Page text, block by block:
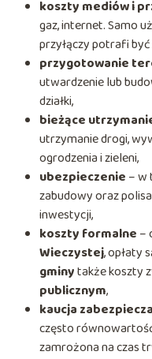
koszty mediów i
gaz, internet. Samo
przyłączy potrafi
przygotowanie
utwardzenie lub
działki,
bieżące
utrzymanie drogi,
ogrodzenia i zieleni,
ubezpieczenie – w
zabudowy oraz
inwestycji,
koszty formalne –
Wieczystej, opłaty
gminytakże koszty
publicznym,
kaucja
często
zamrożona na czas